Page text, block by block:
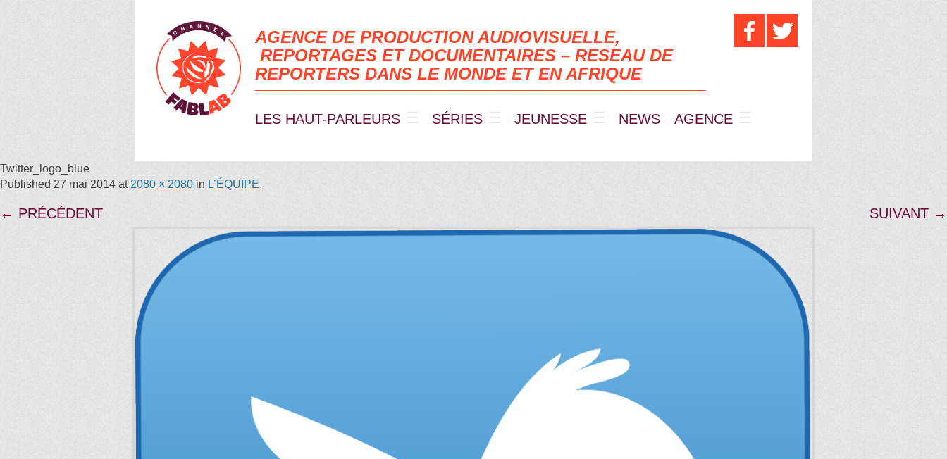
AGENCE DE PRODUCTION AUDIOVISUELLE,
REPORTAGES ET DOCUMENTAIRES – RESEAU DE
REPORTERS DANS LE MONDE ET EN AFRIQUE
LES HAUT-PARLEURS SÉRIES JEUNESSE NEWS AGENCE
Twitter_logo_blue
Published 27 mai 2014 at 2080 × 2080 in L’ÉQUIPE.
← PRÉCÉDENT SUIVANT →